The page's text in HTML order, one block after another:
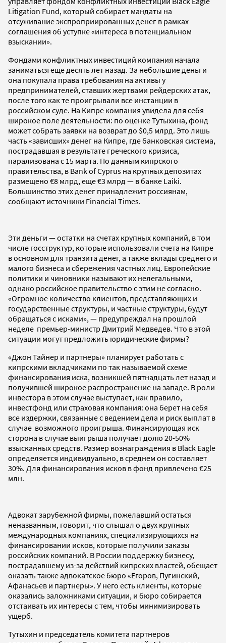
Litigation Fund, который собирает мандаты на
отсуживание экспроприированных денег в рамках
соглашения об уступке «интереса в потенциальном
взыскании».
Фондами конфликтных инвестиций компания начала
заниматься еще десять лет назад. За небольшие деньги
она покупала права требования на активы у
предпринимателей, ставших жертвами рейдерских атак,
после того как те проигрывали все инстанции в
российском суде. На Кипре компания увидела для себя
широкое поле деятельности: по оценке Тутыхина, фонд
может собрать заявки на возврат до $0,5 млрд. Это лишь
часть «зависших» денег на Кипре, где банковская система,
пострадавшая в результате греческого кризиса,
парализована с 15 марта. По данным кипрского
правительства, в Bank of Cyprus на крупных депозитах
размещено €8 млрд, еще €3 млрд — в банке Laiki.
Большинство этих денег принадлежит россиянам,
сообщают источники Financial Times.
Эти деньги — остатки на счетах крупных компаний, в том
числе госструктур, которые использовали счета на Кипре
в основном для транзита денег, а также вклады среднего и
малого бизнеса и сбережения частных лиц. Европейские
политики и чиновники называют их нелегальными,
однако российское правительство с этим не согласно.
«Огромное количество клиентов, представляющих и
государственные структуры, и частные структуры, будут
обращаться с исками», — предупреждал на прошлой
неделе премьер-министр Дмитрий Медведев. Что в этой
ситуации могут предложить юридические фирмы?
«Джон Тайнер и партнеры» планирует работать с
кипрскими вкладчиками по так называемой схеме
финансирования иска, возникшей пятнадцать лет назад и
получившей широкое распространение на западе. В роли
инвестора в этом случае выступает, как правило,
инвестфонд или страховая компания: она берет на себя
все издержки, связанные с ведением дела и риск выплат в
случае возможного проигрыша. Финансирующая иск
сторона в случае выигрыша получает долю 20-50%
взысканных средств. Размер вознаграждения в Black Eagle
определяется индивидуально, в среднем он составляет
30%. Для финансирования исков в фонд привлечено €25
млн.
Адвокат зарубежной фирмы, пожелавший остаться
неназванным, говорит, что слышал о двух крупных
международных компаниях, специализирующихся на
финансировании исков, которые получили заказы
российских компаний. В России поддержку бизнесу,
пострадавшему из-за действий кипрских властей, обещает
оказать также адвокатское бюро «Егоров, Пугинский,
Афанасьев и партнеры». У него есть клиенты, которые
оказались заложниками ситуации, и бюро собирается
отстаивать их интересы с тем, чтобы минимизировать
ущерб.
Тутыхин и председатель комитета партнеров